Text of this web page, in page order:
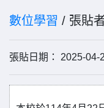
數位學習 / 張貼
張貼日期： 2025-